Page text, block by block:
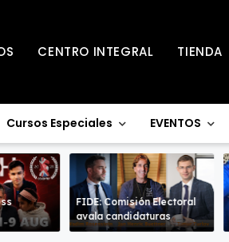
CENTRO INTEGRAL TIENDA
Cursos Especiales EVENTOS
FIDE: Comisión Electoral
avala candidaturas